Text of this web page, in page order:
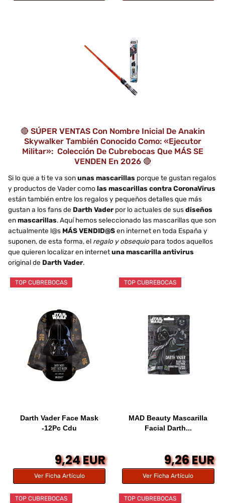
🔴 SÚPER VENTAS Con Nombre Inicial De Anakin
Skywalker También Conocido Como: «Ejecutor
Militar»: Colección De Cubrebocas Que MÁS SE
VENDEN En 2026 🔴
Si lo que a ti te va sonunas mascarillas porque te gustan regalos
y productos de Vader comolas mascarillas contra CoronaVirus
están también entre los regalos y pequeños detalles que más
gustan a los fans de Darth Vader por lo actuales de susdiseños
enmascarillas. Aquí hemos seleccionado las mascarillas que son
actualmente l@s MÁS VENDID@Sen internet en toda España y
suponen, de esta forma, el regalo y obsequiopara todos aquellos
que quieren localizar en internetuna mascarilla antivirus
original de Darth Vader.
TOP CUBREBOCAS
Darth Vader Face Mask
-12Pc Cdu
9,24 EUR
Ver Ficha Artículo
TOP CUBREBOCAS
MAD Beauty Mascarilla
Facial Darth...
9,26 EUR
Ver Ficha Artículo
TOP CUBREBOCAS TOP CUBREBOCAS